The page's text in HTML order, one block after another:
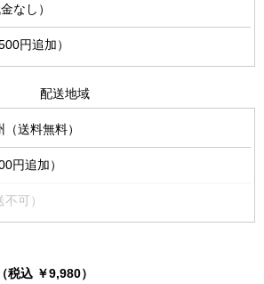
なし）
円追加）
配送地域
送料無料）
円追加）
可）
税込 ￥9,980）